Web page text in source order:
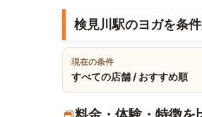
検見川駅のヨガを条
現在の条件
すべての店舗 / おすすめ順